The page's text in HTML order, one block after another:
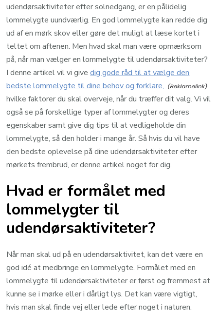
udendørsaktiviteter efter solnedgang, er en pålidelig
lommelygte uundværlig. En god lommelygte kan redde dig
ud af en mørk skov eller gøre det muligt at læse kortet i
teltet om aftenen. Men hvad skal man være opmærksom
på, når man vælger en lommelygte til udendørsaktiviteter?
I denne artikel vil vi givedig gode råd til at vælge den
bedste lommelygte til dine behov og forklare,
hvilke faktorer du skal overveje, når du træffer dit valg. Vi vil
også se på forskellige typer af lommelygter og deres
egenskaber samt give dig tips til at vedligeholde din
lommelygte, så den holder i mange år. Så hvis du vil have
den bedste oplevelse på dine udendørsaktiviteter efter
mørkets frembrud, er denne artikel noget for dig.
Hvad er formålet med
lommelygter til
udendørsaktiviteter?
Når man skal ud på en udendørsaktivitet, kan det være en
god idé at medbringe en lommelygte. Formålet med en
lommelygte til udendørsaktiviteter er først og fremmest at
kunne se i mørke eller i dårligt lys. Det kan være vigtigt,
hvis man skal finde vej eller lede efter noget i naturen.